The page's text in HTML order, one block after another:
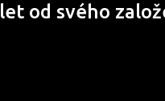
od svého